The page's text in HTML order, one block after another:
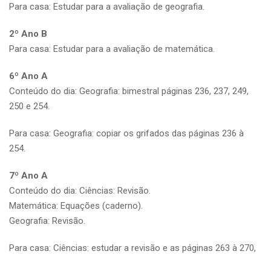
Para casa: Estudar para a avaliação de geografia.
2º Ano B
Para casa: Estudar para a avaliação de matemática.
6º Ano A
Conteúdo do dia: Geografia: bimestral páginas 236, 237, 249,
250 e 254.
Para casa: Geografia: copiar os grifados das páginas 236 à
254.
7º Ano A
Conteúdo do dia: Ciências: Revisão.
Matemática: Equações (caderno).
Geografia: Revisão.
Para casa: Ciências: estudar a revisão e as páginas 263 à 270,